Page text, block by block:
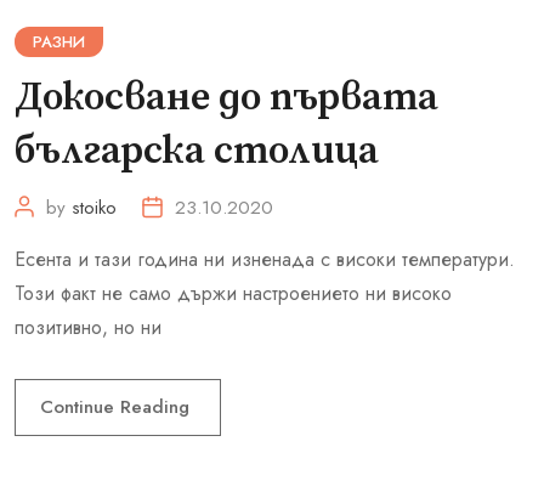
РАЗНИ
Докосване до първата
българска столица
by stoiko 23.10.2020
Есента и тази година ни изненада с високи температури.
Този факт не само държи настроението ни високо
позитивно, но ни
Continue Reading